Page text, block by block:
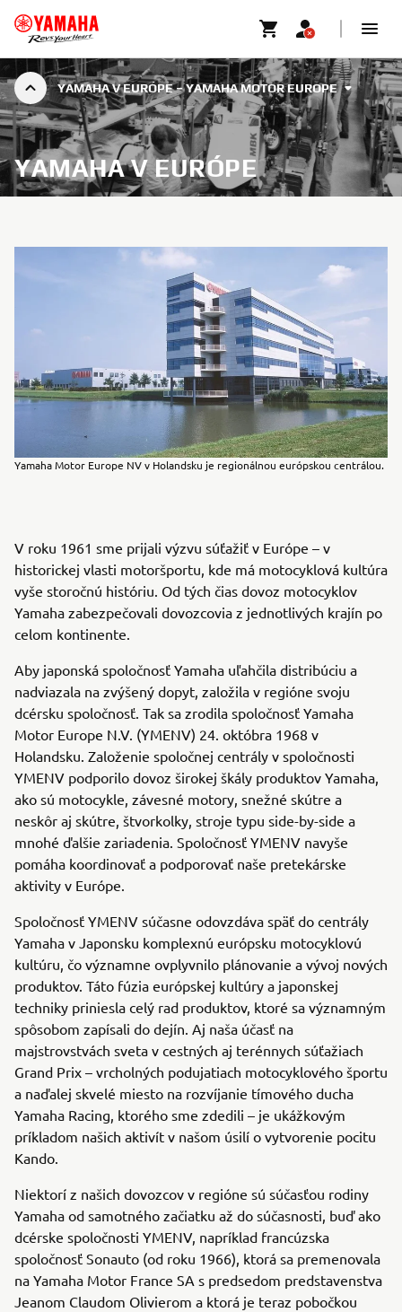
YAMAHA V EURÓPE – YAMAHA MOTOR EUROPE
YAMAHA V EURÓPE
Yamaha Motor Europe NV v Holandsku je regionálnou európskou centrálou.
V roku 1961 sme prijali výzvu súťažiť v Európe – v
historickej vlasti motoršportu, kde má motocyklová kultúra
vyše storočnú históriu. Od tých čias dovoz motocyklov
Yamaha zabezpečovali dovozcovia z jednotlivých krajín po
celom kontinente.
Aby japonská spoločnosť Yamaha uľahčila distribúciu a
nadviazala na zvýšený dopyt, založila v regióne svoju
dcérsku spoločnosť. Tak sa zrodila spoločnosť Yamaha
Motor Europe N.V. (YMENV) 24. októbra 1968 v
Holandsku. Založenie spoločnej centrály v spoločnosti
YMENV podporilo dovoz širokej škály produktov Yamaha,
ako sú motocykle, závesné motory, snežné skútre a
neskôr aj skútre, štvorkolky, stroje typu side-by-side a
mnohé ďalšie zariadenia. Spoločnosť YMENV navyše
pomáha koordinovať a podporovať naše pretekárske
aktivity v Európe.
Spoločnosť YMENV súčasne odovzdáva späť do centrály
Yamaha v Japonsku komplexnú európsku motocyklovú
kultúru, čo významne ovplyvnilo plánovanie a vývoj nových
produktov. Táto fúzia európskej kultúry a japonskej
techniky priniesla celý rad produktov, ktoré sa významným
spôsobom zapísali do dejín. Aj naša účasť na
majstrovstvách sveta v cestných aj terénnych súťažiach
Grand Prix – vrcholných podujatiach motocyklového športu
a naďalej skvelé miesto na rozvíjanie tímového ducha
Yamaha Racing, ktorého sme zdedili – je ukážkovým
príkladom našich aktivít v našom úsilí o vytvorenie pocitu
Kando.
Niektorí z našich dovozcov v regióne sú súčasťou rodiny
Yamaha od samotného začiatku až do súčasnosti, buď ako
dcérske spoločnosti YMENV, napríklad francúzska
spoločnosť Sonauto (od roku 1966), ktorá sa premenovala
na Yamaha Motor France SA s predsedom predstavenstva
Jeanom Claudom Olivierom a ktorá je teraz pobočkou